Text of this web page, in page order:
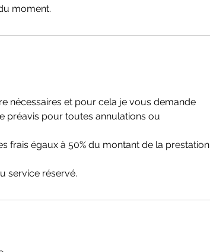
moment.
nécessaires et pour cela je vous demande
préavis pour toutes annulations ou
frais égaux à 50% du montant de la prestation
service réservé.